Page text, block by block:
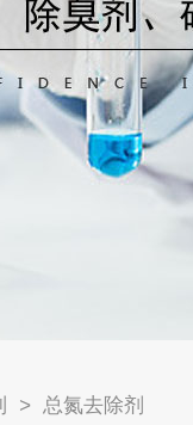
> 总氮去除剂